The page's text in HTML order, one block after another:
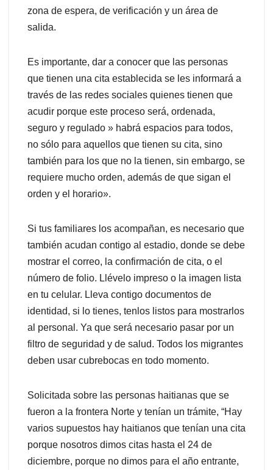
zona de espera, de verificación y un área de
salida.
Es importante, dar a conocer que las personas
que tienen una cita establecida se les informará a
través de las redes sociales quienes tienen que
acudir porque este proceso será, ordenada,
seguro y regulado » habrá espacios para todos,
no sólo para aquellos que tienen su cita, sino
también para los que no la tienen, sin embargo, se
requiere mucho orden, además de que sigan el
orden y el horario».
Si tus familiares los acompañan, es necesario que
también acudan contigo al estadio, donde se debe
mostrar el correo, la confirmación de cita, o el
número de folio. Llévelo impreso o la imagen lista
en tu celular. Lleva contigo documentos de
identidad, si lo tienes, tenlos listos para mostrarlos
al personal. Ya que será necesario pasar por un
filtro de seguridad y de salud. Todos los migrantes
deben usar cubrebocas en todo momento.
Solicitada sobre las personas haitianas que se
fueron a la frontera Norte y tenían un trámite, “Hay
varios supuestos hay haitianos que tenían una cita
porque nosotros dimos citas hasta el 24 de
diciembre, porque no dimos para el año entrante,